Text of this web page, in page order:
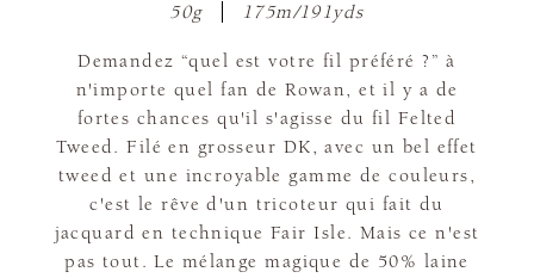
50g 175m/191yds
Demandez “quel est votre fil préféré ?” à
n'importe quel fan de Rowan, et il y a de
fortes chances qu'il s'agisse du fil Felted
Tweed. Filé en grosseur DK, avec un bel effet
tweed et une incroyable gamme de couleurs,
c'est le rêve d'un tricoteur qui fait du
jacquard en technique Fair Isle. Mais ce n'est
pas tout. Le mélange magique de 50% laine